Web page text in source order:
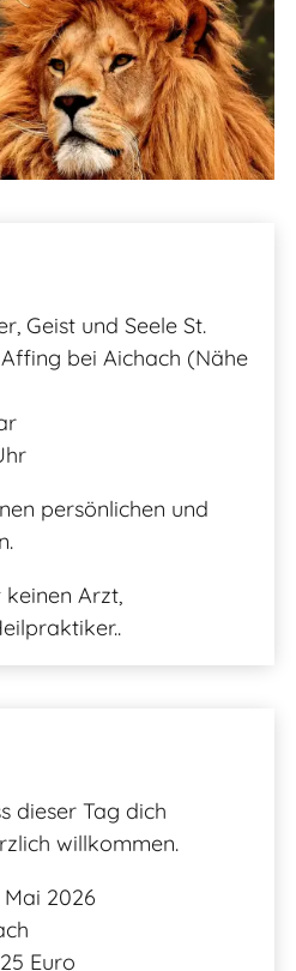
Geist und Seele St.
Affing bei Aichach (Nähe
persönlichen und
Arzt,
dieser Tag dich
willkommen.
2026
Euro